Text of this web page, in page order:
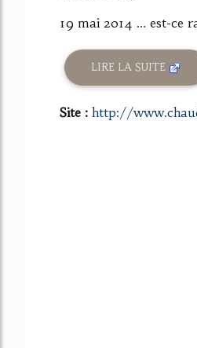
19 mai 2014 ... est-ce
LIRE LA SUITE
Site : http://